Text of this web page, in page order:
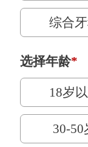
综合
选择年龄*
18岁
30-50